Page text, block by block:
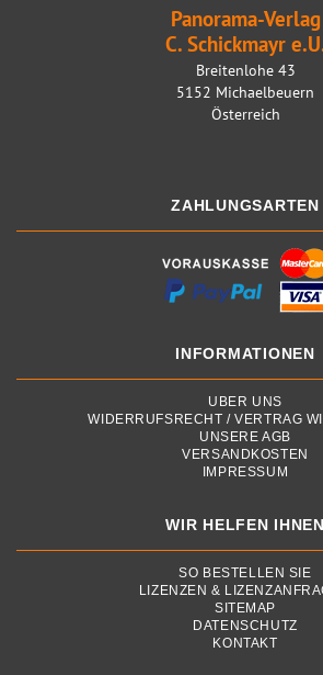
Panorama-Verlag
C. Schickmayr
Breitenlohe 43
5152 Michaelbeuern
Österreich
ZAHLUNGSARTEN
INFORMATIONEN
ÜBER UNS
WIDERRUFSRECHT / VERTRAG
UNSERE AGB
VERSANDKOSTEN
IMPRESSUM
WIR HELFEN IHNEN
SO BESTELLEN SIE
LIZENZEN &
SITEMAP
DATENSCHUTZ
KONTAKT